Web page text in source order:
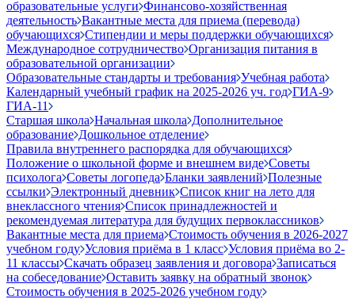
образовательные услуги Финансово-хозяйственная
деятельность Вакантные места для приема (перевода)
обучающихся Стипендии и меры поддержки обучающихся
Международное сотрудничество Организация питания в
образовательной организации
Образовательные стандарты и требования Учебная работа
Календарный учебный график на 2025-2026 уч. год ГИА-9
ГИА-11
Старшая школа Начальная школа Дополнительное
образование Дошкольное отделение
Правила внутреннего распорядка для обучающихся
Положение о школьной форме и внешнем виде Советы
психолога Советы логопеда Бланки заявлений Полезные
ссылки Электронный дневник Список книг на лето для
внеклассного чтения Список принадлежностей и
рекомендуемая литература для будущих первоклассников
Вакантные места для приема Стоимость обучения в 2026-2027
учебном году Условия приёма в 1 класс Условия приёма во 2-
11 классы Скачать образец заявления и договора Записаться
на собеседование Оставить заявку на обратный звонок
Стоимость обучения в 2025-2026 учебном году